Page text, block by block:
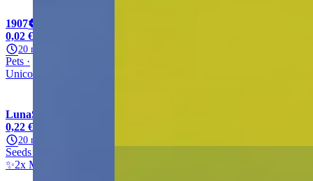
1907
0,02 €
20 min.
Pets
Unicorn
LunaSells
0,22 €
20 min.
Seeds
✨2x Mega Seed✨